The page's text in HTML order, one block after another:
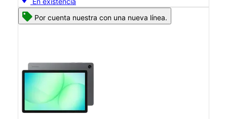
Por cuenta nuestra con una nueva línea.